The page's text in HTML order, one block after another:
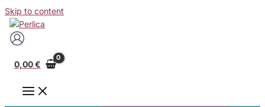
Skip to content
0,00€